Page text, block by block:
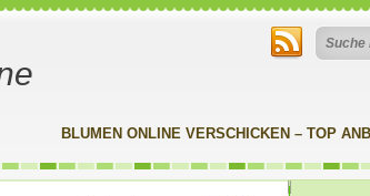
BLUMEN ONLINE VERSCHICKEN – TOP